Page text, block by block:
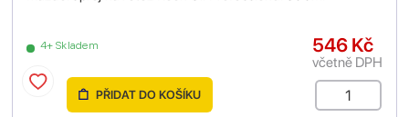
4+ Skladem 546 Kč
včetně DPH
PŘIDAT DO KOŠÍKU